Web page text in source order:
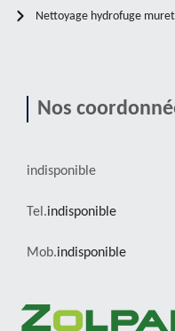
Nettoyage hydrofuge
Nos
indisponible
Tel.indisponible
Mob.indisponible